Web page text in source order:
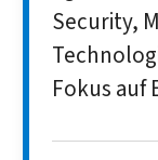
Security,
Fokus auf